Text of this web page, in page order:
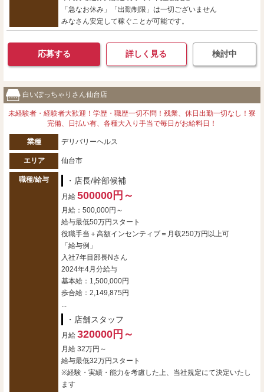
「急なお休み」「出勤制限」は一切ございません
みなさん安定して稼ぐことが可能です。
応募する 詳しく見る 検討中
白いぽっちゃりさん仙台店
未経験者・経験者大歓迎！学歴・職歴一切不問！残業、休日出勤一切なし！寮
完備、日払い有、各種大入り手当で毎日がお給料日！
業種 デリバリーヘルス
エリア 仙台市
職種/給与 ・店長/幹部候補
月給 500000円～
月給：500,000円～
給与最低50万円スタート
役職手当＋高額インセンティブ＝月収250万円以上可
「給与例」
入社7年目部長Nさん
2024年4月分給与
基本給：1,500,000円
歩合給：2,149,875円
...
・店舗スタッフ
月給 320000円～
月給 32万円～
給与最低32万円スタート
※経験・実績・能力を考慮した上、当社規定にて決定いたし
ます